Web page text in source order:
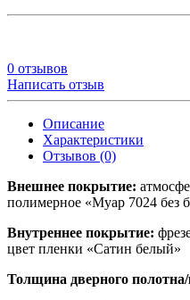
0 отзывов
Написать отзыв
Описание
Характеристики
Отзывов (0)
Внешнее покрытие:
полимерное «Муар 7024 без
Внутреннее покрытие:
цвет пленки «Сатин белый»
Толщина дверного